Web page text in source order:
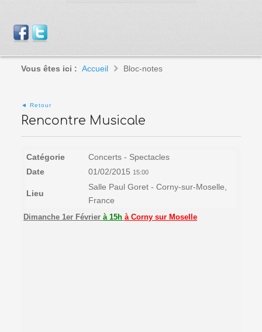
Vous êtes ici : Accueil Bloc-notes
◄ Retour
Rencontre Musicale
Catégorie
Concerts - Spectacles
Date
01/02/2015 15:00
Lieu
Salle Paul Goret - Corny-sur-Moselle,
France
Dimanche 1er Février à 15h à Corny sur Moselle